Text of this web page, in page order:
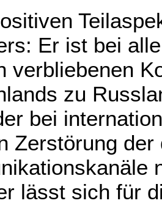
Er ist bei
verbliebenen
zu
bei
Zerstörung
lässt sich für